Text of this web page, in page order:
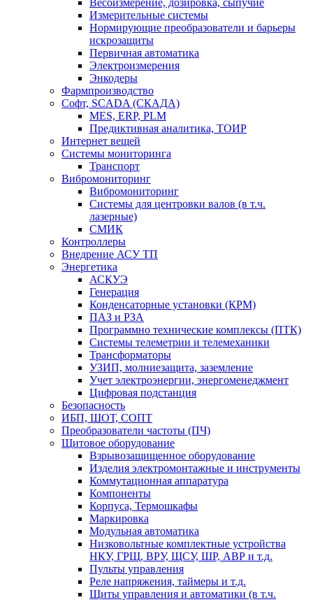
Весоизмерение, дозировка, сыпучие
Измерительные системы
Нормирующие преобразователи и барьеры
искрозащиты
Первичная автоматика
Электроизмерения
Энкодеры
Фармпроизводство
Софт, SCADA (СКАДА)
MES, ERP, PLM
Предиктивная аналитика, ТОИР
Интернет вещей
Системы мониторинга
Транспорт
Вибромониторинг
Вибромониторинг
Системы для центровки валов (в т.ч.
лазерные)
СМИК
Контроллеры
Внедрение АСУ ТП
Энергетика
АСКУЭ
Генерация
Конденсаторные установки (КРМ)
ПАЗ и РЗА
Программно технические комплексы (ПТК)
Системы телеметрии и телемеханики
Трансформаторы
УЗИП, молниезащита, заземление
Учет электроэнергии, энергоменеджмент
Цифровая подстанция
Безопасность
ИБП, ШОТ, СОПТ
Преобразователи частоты (ПЧ)
Щитовое оборудование
Взрывозащищенное оборудование
Изделия электромонтажные и инструменты
Коммутационная аппаратура
Компоненты
Корпуса, Термошкафы
Маркировка
Модульная автоматика
Низковольтные комплектные устройства
НКУ, ГРЩ, ВРУ, ЩСУ, ШР, АВР и т.д.
Пульты управления
Реле напряжения, таймеры и т.д.
Щиты управления и автоматики (в т.ч.